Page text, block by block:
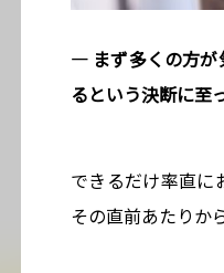
― まず多くの方が
るという決断に至
できるだけ率直に
その直前あたりか